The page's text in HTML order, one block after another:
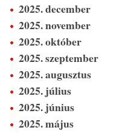
2025. december
2025. november
2025. október
2025. szeptember
2025. augusztus
2025. július
2025. június
2025. május